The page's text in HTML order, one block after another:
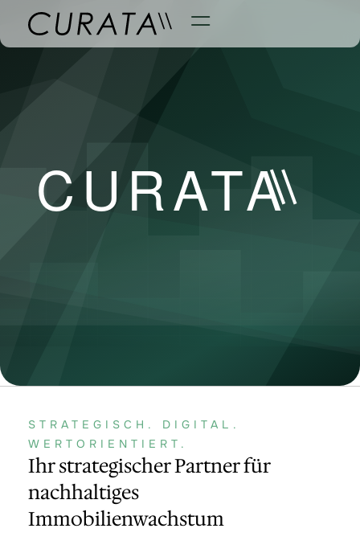
STRATEGISCH. DIGITAL.
WERTORIENTIERT.
Ihr strategischer Partner für
nachhaltiges
Immobilienwachstum